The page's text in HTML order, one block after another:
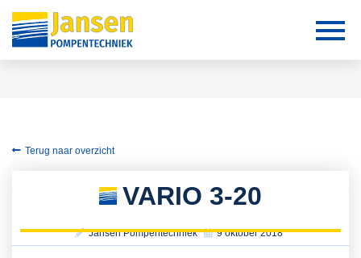
Terug naar overzicht
VARIO 3-20
Jansen Pompentechniek 9 oktober 2018